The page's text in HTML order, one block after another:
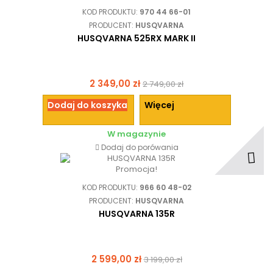
KOD PRODUKTU: 970 44 66-01
PRODUCENT: HUSQVARNA
HUSQVARNA 525RX MARK II
2 349,00 zł2 749,00 zł
Dodaj do koszyka Więcej
W magazynie
Dodaj do porówania
Promocja!
KOD PRODUKTU: 966 60 48-02
PRODUCENT: HUSQVARNA
HUSQVARNA 135R
2 599,00 zł3 199,00 zł